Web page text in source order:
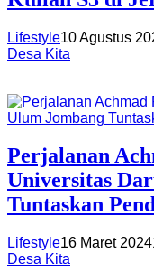
Lifestyle10 Agustus
Desa Kita
Perjalanan
Universitas
Tuntaskan
Lifestyle16 Maret 2024
Desa Kita